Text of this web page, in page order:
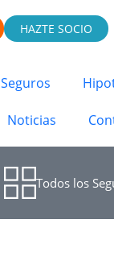
HAZTE SOCIO
Seguros
Noticias
Todos los